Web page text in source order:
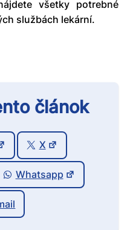
všetky potrebné
službách lekární.
článok
X
Whatsapp